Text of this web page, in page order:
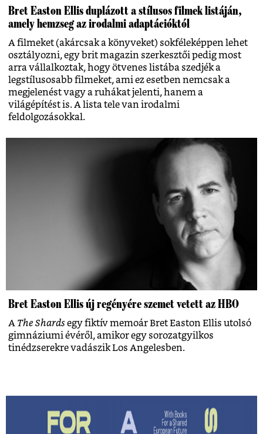
Bret Easton Ellis duplázott a stílusos filmek listáján,
amely hemzseg az irodalmi adaptációktól
A filmeket (akárcsak a könyveket) sokféleképpen lehet
osztályozni, egy brit magazin szerkesztői pedig most
arra vállalkoztak, hogy ötvenes listába szedjék a
legstílusosabb filmeket, ami ez esetben nemcsak a
megjelenést vagy a ruhákat jelenti, hanem a
világépítést is. A lista tele van irodalmi
feldolgozásokkal.
Bret Easton Ellis új regényére szemet vetett az HBO
A The Shards egy fiktív memoár Bret Easton Ellis utolsó
gimnáziumi évéről, amikor egy sorozatgyilkos
tinédzserekre vadászik Los Angelesben.